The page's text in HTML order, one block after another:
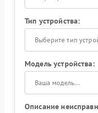
Тип устройства:
Выберите тип
Модель устройства:
Описание